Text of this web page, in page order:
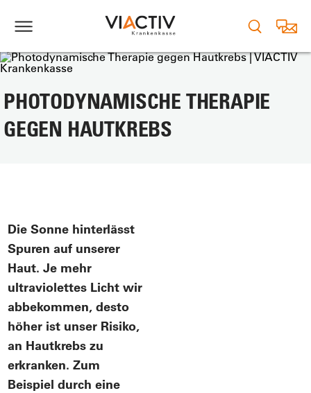
PHOTODYNAMISCHE THERAPIE
GEGEN HAUTKREBS
Die Sonne hinterlässt
Spuren auf unserer
Haut. Je mehr
ultraviolettes Licht wir
abbekommen, desto
höher ist unser Risiko,
an Hautkrebs zu
erkranken. Zum
Beispiel durch eine